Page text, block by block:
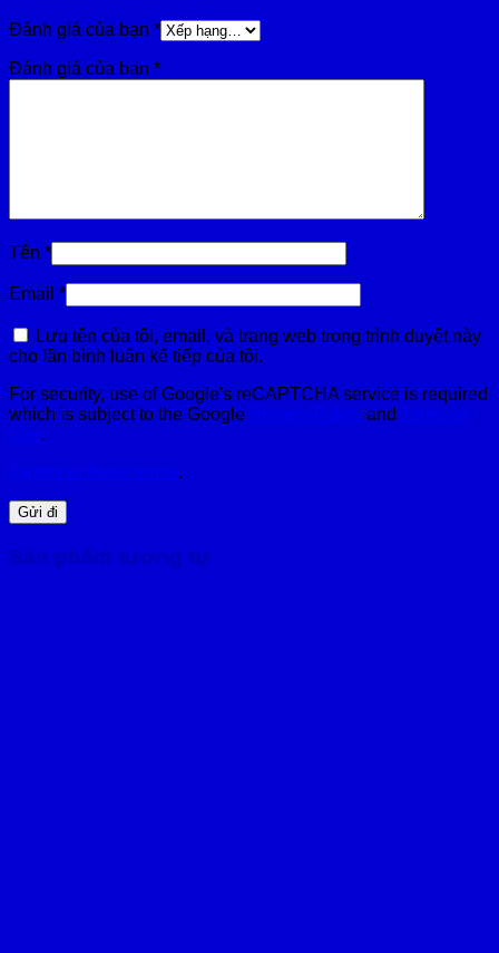
Đánh giá của bạn *
Đánh giá của bạn *
Tên *
Email *
Lưu tên của tôi, email, và trang web trong trình duyệt này
cho lần bình luận kế tiếp của tôi.
For security, use of Google's reCAPTCHA service is required
which is subject to the Google Privacy Policy and Terms of
Use.
I agree to these terms.
Sản phẩm tương tự